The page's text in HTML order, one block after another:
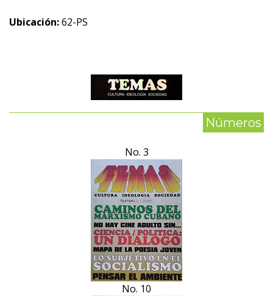
Ubicación:62-PS
Números
No. 3
No. 10